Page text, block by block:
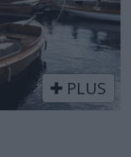
PLUS